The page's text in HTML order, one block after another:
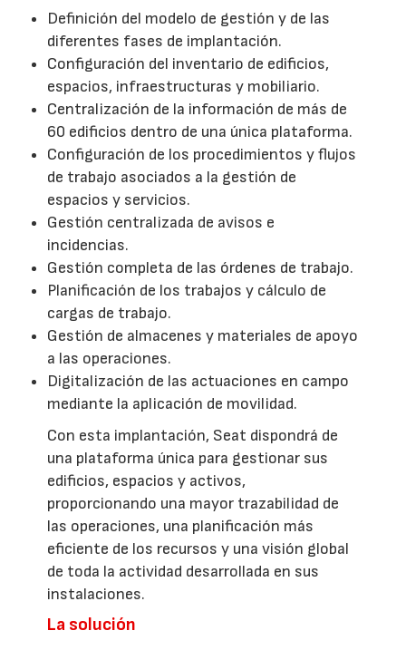
Definición del modelo de gestión y de las
diferentes fases de implantación.
Configuración del inventario de edificios,
espacios, infraestructuras y mobiliario.
Centralización de la información de más de
60 edificios dentro de una única plataforma.
Configuración de los procedimientos y flujos
de trabajo asociados a la gestión de
espacios y servicios.
Gestión centralizada de avisos e
incidencias.
Gestión completa de las órdenes de trabajo.
Planificación de los trabajos y cálculo de
cargas de trabajo.
Gestión de almacenes y materiales de apoyo
a las operaciones.
Digitalización de las actuaciones en campo
mediante la aplicación de movilidad.
Con esta implantación, Seat dispondrá de
una plataforma única para gestionar sus
edificios, espacios y activos,
proporcionando una mayor trazabilidad de
las operaciones, una planificación más
eficiente de los recursos y una visión global
de toda la actividad desarrollada en sus
instalaciones.
La solución